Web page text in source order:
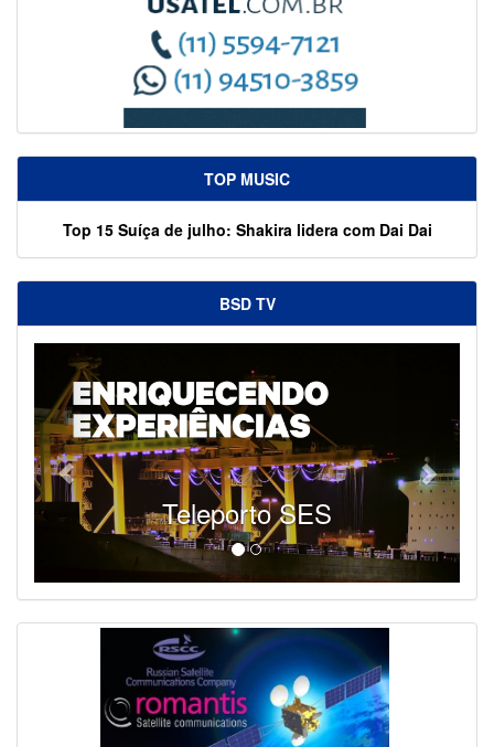
TOP MUSIC
Top 15 Suíça de julho: Shakira lidera com Dai Dai
BSD TV
Teleporto SES